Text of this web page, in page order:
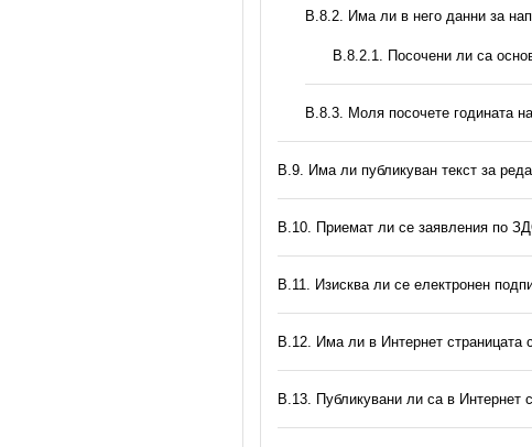
В.8.2. Има ли в него данни за
В.8.2.1. Посочени ли са
В.8.3. Моля посочете годината
В.9. Има ли публикуван текст за
В.10. Приемат ли се заявления по
В.11. Изисква ли се електронен
В.12. Има ли в Интернет страницата
В.13. Публикувани ли са в Интернет